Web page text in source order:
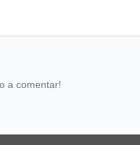
a comentar!